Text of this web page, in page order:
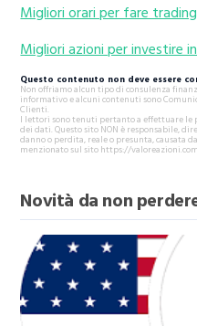
Migliori orari per fare
Migliori azioni per investire
Questo contenuto non deve essere
Non offriamo alcun tipo di consulenza
informativo e alcuni contenuti sono
Clienti.
I lettori sono tenuti pertanto a effettuare le
dei dati. Questo sito NON è responsabile,
danno o perdita, reale o presunta, causata
menzionato sul sito https://
Novità da non